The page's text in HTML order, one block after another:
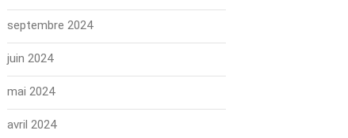
septembre 2024
juin 2024
mai 2024
avril 2024